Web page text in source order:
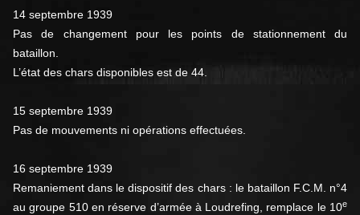
14 septembre 1939
Pas de changement pour les points de stationnement du
bataillon.
L’état des chars disponibles est de 44.
15 septembre 1939
Pas de mouvements ni opérations effectuées.
16 septembre 1939
Remaniement dans le dispositif des chars : le bataillon F.C.M. n°4
au groupe 510 en réserve d’armée à Loudrefing, remplace le 10e